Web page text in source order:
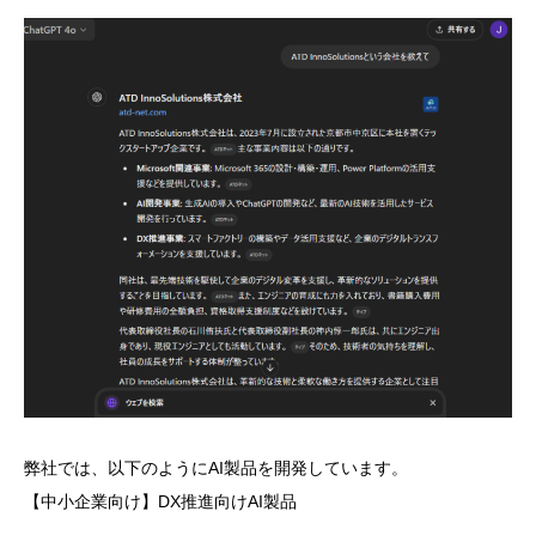
弊社では、以下のようにAI製品を開発しています。
【中小企業向け】DX推進向けAI製品